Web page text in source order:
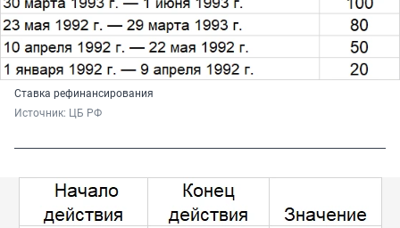
Ставка рефинансирования
Источник: ЦБ РФ